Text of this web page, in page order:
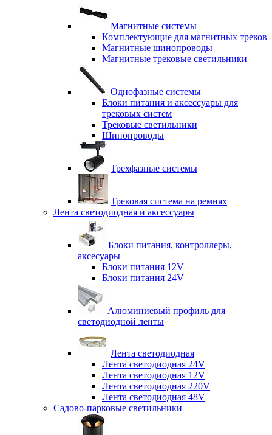
Магнитные системы
Комплектующие для магнитных треков
Магнитные шинопроводы
Магнитные трековые светильники
Однофазные системы
Блоки питания и аксессуары для
трековых систем
Трековые светильники
Шинопроводы
Трехфазные системы
Трековая система на ремнях
Лента светодиодная и аксессуары
Блоки питания, контроллеры,
аксесуары
Блоки питания 12V
Блоки питания 24V
Алюминиевый профиль для
светодиодной ленты
Лента светодиодная
Лента светодиодная 24V
Лента светодиодная 12V
Лента светодиодная 220V
Лента светодиодная 48V
Садово-парковые светильники